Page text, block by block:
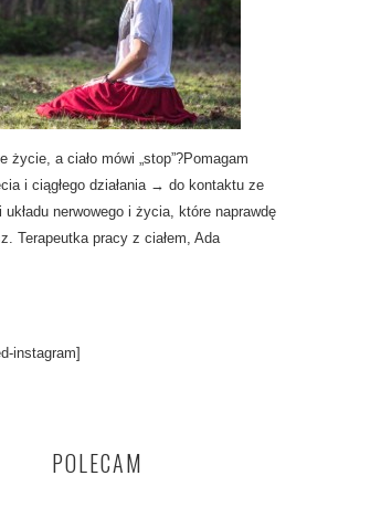
życie, a ciało mówi „stop”?Pomagam
i ciągłego działania → do kontaktu ze
układu nerwowego i życia, które naprawdę
Terapeutka pracy z ciałem, Ada
instagram]
POLECAM